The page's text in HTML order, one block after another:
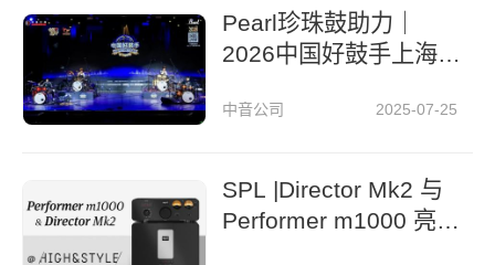
Pearl珍珠鼓助力｜
2026中国好鼓手上海
中音公司 2025-07-25
SPL |Director Mk2 与
Performer m1000 亮